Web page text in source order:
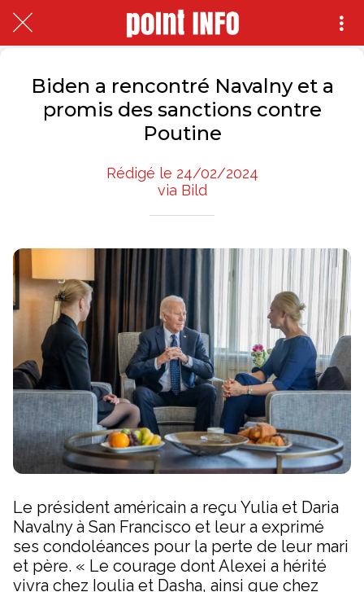
Biden a rencontré Navalny et a
promis des sanctions contre
Poutine
Rédigé le 24/02/2024
via Bild
Le président américain a reçu Yulia et Daria
Navalny à San Francisco et leur a exprimé
ses condoléances pour la perte de leur mari
et père. « Le courage dont Alexei a hérité
vivra chez Ioulia et Dasha, ainsi que chez